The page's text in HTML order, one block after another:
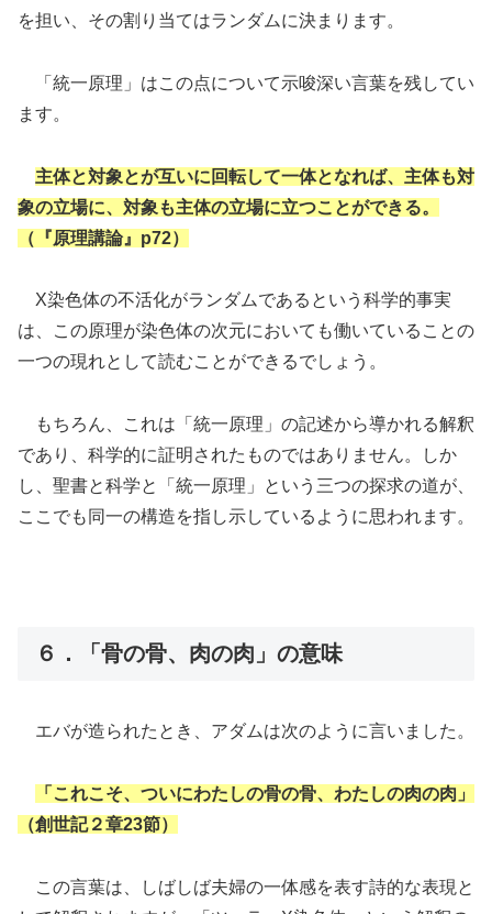
を担い、その割り当てはランダムに決まります。
「統一原理」はこの点について示唆深い言葉を残してい
ます。
主体と対象とが互いに回転して一体となれば、主体も対
象の立場に、対象も主体の立場に立つことができる。
（『原理講論』p72）
X染色体の不活化がランダムであるという科学的事実
は、この原理が染色体の次元においても働いていることの
一つの現れとして読むことができるでしょう。
もちろん、これは「統一原理」の記述から導かれる解釈
であり、科学的に証明されたものではありません。しか
し、聖書と科学と「統一原理」という三つの探求の道が、
ここでも同一の構造を指し示しているように思われます。
６．「骨の骨、肉の肉」の意味
エバが造られたとき、アダムは次のように言いました。
「これこそ、ついにわたしの骨の骨、わたしの肉の肉」
（創世記２章23節）
この言葉は、しばしば夫婦の一体感を表す詩的な表現と